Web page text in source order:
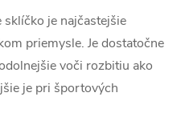
sklíčko je najčastejšie
priemysle. Je dostatočne
voči rozbitiu ako
je pri športových